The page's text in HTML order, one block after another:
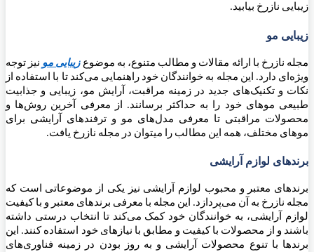
زیبایی نازرخ بیابید.
زیبایی مو
مجله نازرخ با ارائه مقالات و مطالب متنوع، به موضوعزیبایی مو نیز توجه
ویژه‌ای دارد. این مجله به خوانندگان خود راهنمایی می‌کند تا با استفاده از
نکات و تکنیک‌های جدید در زمینه مراقبت، آرایش مو، زیبایی و جذابیت
طبیعی موهای خود را به حداکثر برسانند. از معرفی آخرین روش‌ها و
محصولات مراقبتی تا معرفی مدل‌های مو و ترفندهای آرایشی برای
موهای مختلف، همه این مطالب را میتوان در مجله نازرخ یافت.
برندهای لوازم آرایشی
برندهای معتبر و محبوب لوازم آرایشی نیز یکی از موضوعاتی است که
مجله نازرخ به آن می‌پردازد. این مجله با معرفی برندهای معتبر و با کیفیت
لوازم آرایشی، به خوانندگان خود کمک می‌کند تا انتخاب درستی داشته
باشند و از محصولات با کیفیت و مطابق با نیازهای خود استفاده کنند. این
برندها با تنوع محصولات آرایشی و به روز بودن در زمینه فناوری‌های